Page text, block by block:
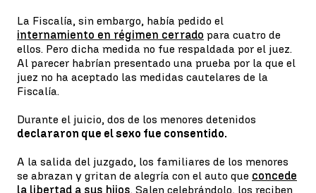
La Fiscalía, sin embargo, había pedido el
internamiento en régimen cerrado para cuatro de
ellos. Pero dicha medida no fue respaldada por el juez.
Al parecer habrían presentado una prueba por la que el
juez no ha aceptado las medidas cautelares de la
Fiscalía.
Durante el juicio, dos de los menores detenidos
declararon que el sexo fue consentido.
A la salida del juzgado, los familiares de los menores
se abrazan y gritan de alegría con el auto que concede
la libertad a sus hijos. Salen celebrándolo, los reciben